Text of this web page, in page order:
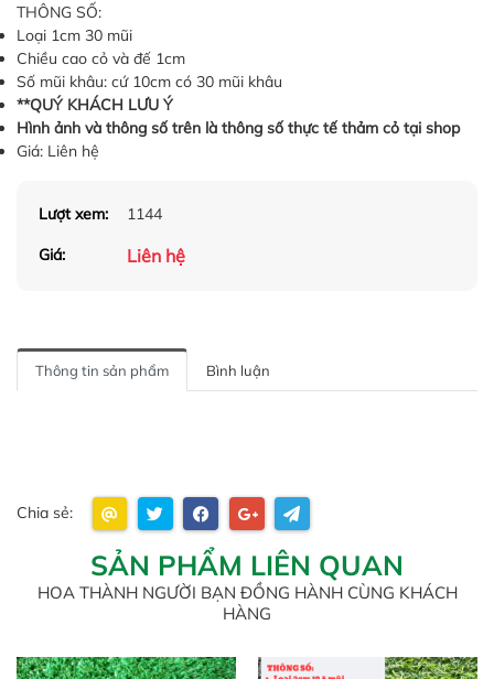
THÔNG SỐ:
Loại 1cm 30 mũi
Chiều cao cỏ và đế 1cm
Số mũi khâu: cứ 10cm có 30 mũi khâu
**QUÝ KHÁCH LƯU Ý
Hình ảnh và thông số trên là thông số thực tế thảm cỏ tại shop
Giá: Liên hệ
Lượt xem: 1144
Giá: Liên hệ
Thông tin sản phẩm Bình luận
Chia sẻ:
SẢN PHẨM LIÊN QUAN
HOA THÀNH NGƯỜI BẠN ĐỒNG HÀNH CÙNG KHÁCH
HÀNG